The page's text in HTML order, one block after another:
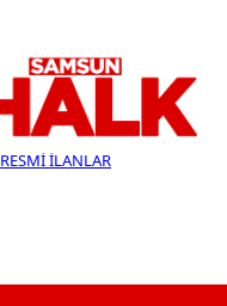
RESMİ İLANLAR